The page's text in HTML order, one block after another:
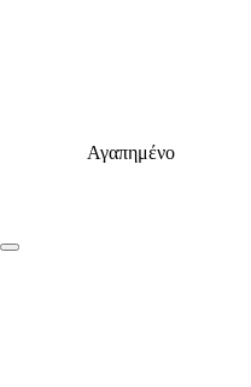
Αγαπημένο